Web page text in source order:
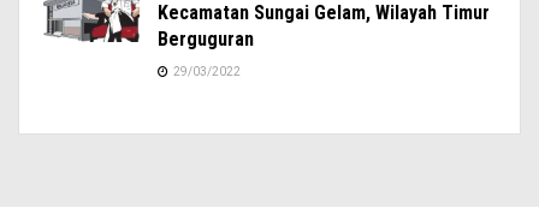
Kecamatan Sungai Gelam, Wilayah Timur
Berguguran
29/03/2022